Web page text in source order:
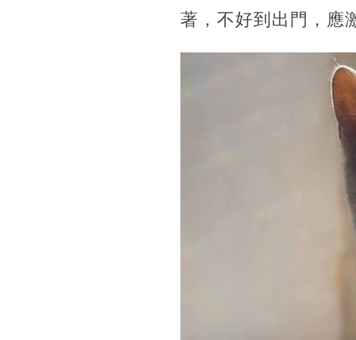
著，不好到出門，應